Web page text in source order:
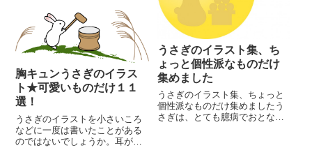
胸キュンうさぎのイラス
ト★可愛いものだけ１１
選！
うさぎのイラストを小さいころ
などに一度は書いたことがある
のではないでしょうか。耳が長
うさぎのイラスト集、ち
ょっと個性派なものだけ
集めました
うさぎのイラスト集、ちょっと
個性派なものだけ集めましたう
さぎは、とても臆病でおとなし